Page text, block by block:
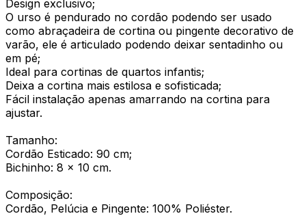
Design exclusivo;
O urso é pendurado no cordão podendo ser usado
como abraçadeira de cortina ou pingente decorativo de
varão, ele é articulado podendo deixar sentadinho ou
em pé;
Ideal para cortinas de quartos infantis;
Deixa a cortina mais estilosa e sofisticada;
Fácil instalação apenas amarrando na cortina para
ajustar.
Tamanho:
Cordão Esticado: 90 cm;
Bichinho: 8 x 10 cm.
Composição:
Cordão, Pelúcia e Pingente: 100% Poliéster.